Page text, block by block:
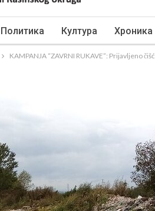
Политика Култура Хроника
KAMPANJA “ZAVRNI RUKAVE”: Prijavljeno